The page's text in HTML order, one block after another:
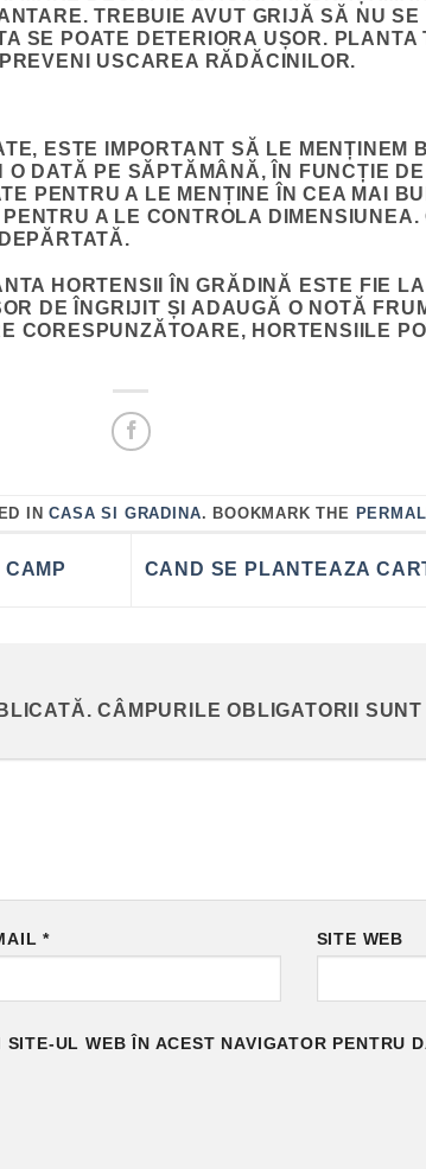
TREBUIE AVUT GRIJĂ SĂ NU
SE POATE DETERIORA UȘOR. PLANTA
USCAREA RĂDĂCINILOR.
ESTE IMPORTANT SĂ LE MENȚINEM
DATĂ PE SĂPTĂMÂNĂ, ÎN FUNCȚIE
PENTRU A LE MENȚINE ÎN CEA MAI
A LE CONTROLA
HORTENSII ÎN GRĂDINĂ ESTE FIE
DE ÎNGRIJIT ȘI ADAUGĂ O NOTĂ
CORESPUNZĂTOARE, HORTENSIILE
INCASA SI GRADINA. BOOKMARK THE
CAND SE PLANTEAZA
CÂMPURILE OBLIGATORII
* SITE WEB
UL WEB ÎN ACEST NAVIGATOR PENTRU